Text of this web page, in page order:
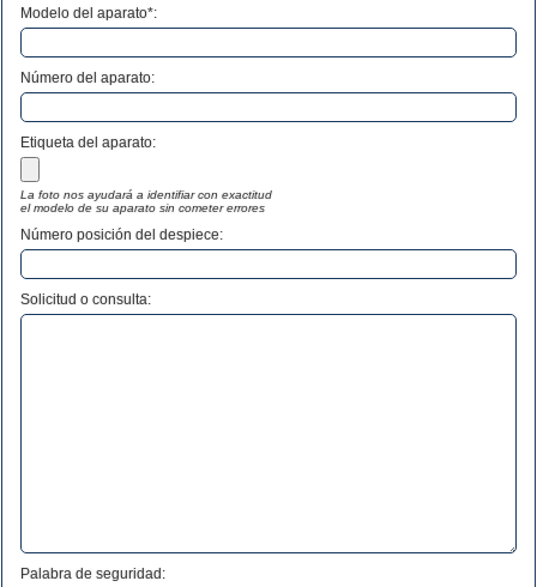
Modelo del aparato*:
Número del aparato:
Etiqueta del aparato:
La foto nos ayudará a identifiar con exactitud
el modelo de su aparato sin cometer errores
Número posición del despiece:
Solicitud o consulta:
Palabra de seguridad: